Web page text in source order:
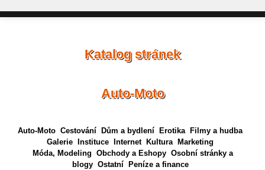
Katalog stránek
Auto-Moto
Auto-Moto Cestování Dům a bydlení Erotika
Filmy a hudba
Galerie
Instituce Internet Kultura
Marketing
Móda, Modeling Obchody a Eshopy Osobní stránky a
blogy Ostatní
Peníze a finance